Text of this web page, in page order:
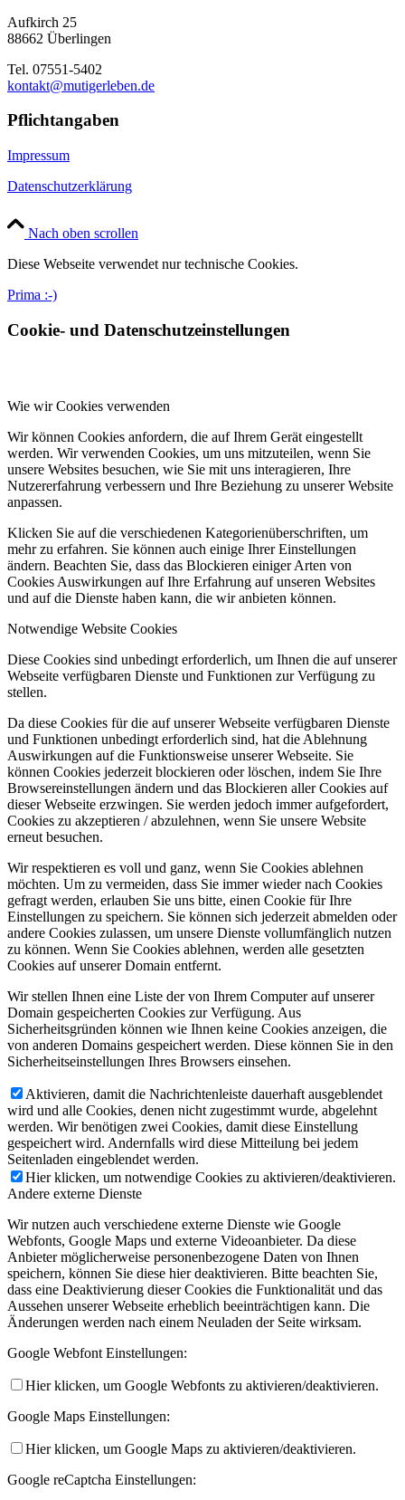
Aufkirch 25
88662 Überlingen
Tel. 07551-5402
kontakt@mutigerleben.de
Pflichtangaben
Impressum
Datenschutzerklärung
Nach oben scrollen
Diese Webseite verwendet nur technische Cookies.
Prima :-)
Cookie- und Datenschutzeinstellungen
Wie wir Cookies verwenden
Wir können Cookies anfordern, die auf Ihrem Gerät eingestellt
werden. Wir verwenden Cookies, um uns mitzuteilen, wenn Sie
unsere Websites besuchen, wie Sie mit uns interagieren, Ihre
Nutzererfahrung verbessern und Ihre Beziehung zu unserer Website
anpassen.
Klicken Sie auf die verschiedenen Kategorienüberschriften, um
mehr zu erfahren. Sie können auch einige Ihrer Einstellungen
ändern. Beachten Sie, dass das Blockieren einiger Arten von
Cookies Auswirkungen auf Ihre Erfahrung auf unseren Websites
und auf die Dienste haben kann, die wir anbieten können.
Notwendige Website Cookies
Diese Cookies sind unbedingt erforderlich, um Ihnen die auf unserer
Webseite verfügbaren Dienste und Funktionen zur Verfügung zu
stellen.
Da diese Cookies für die auf unserer Webseite verfügbaren Dienste
und Funktionen unbedingt erforderlich sind, hat die Ablehnung
Auswirkungen auf die Funktionsweise unserer Webseite. Sie
können Cookies jederzeit blockieren oder löschen, indem Sie Ihre
Browsereinstellungen ändern und das Blockieren aller Cookies auf
dieser Webseite erzwingen. Sie werden jedoch immer aufgefordert,
Cookies zu akzeptieren / abzulehnen, wenn Sie unsere Website
erneut besuchen.
Wir respektieren es voll und ganz, wenn Sie Cookies ablehnen
möchten. Um zu vermeiden, dass Sie immer wieder nach Cookies
gefragt werden, erlauben Sie uns bitte, einen Cookie für Ihre
Einstellungen zu speichern. Sie können sich jederzeit abmelden oder
andere Cookies zulassen, um unsere Dienste vollumfänglich nutzen
zu können. Wenn Sie Cookies ablehnen, werden alle gesetzten
Cookies auf unserer Domain entfernt.
Wir stellen Ihnen eine Liste der von Ihrem Computer auf unserer
Domain gespeicherten Cookies zur Verfügung. Aus
Sicherheitsgründen können wie Ihnen keine Cookies anzeigen, die
von anderen Domains gespeichert werden. Diese können Sie in den
Sicherheitseinstellungen Ihres Browsers einsehen.
Aktivieren, damit die Nachrichtenleiste dauerhaft ausgeblendet
wird und alle Cookies, denen nicht zugestimmt wurde, abgelehnt
werden. Wir benötigen zwei Cookies, damit diese Einstellung
gespeichert wird. Andernfalls wird diese Mitteilung bei jedem
Seitenladen eingeblendet werden.
Hier klicken, um notwendige Cookies zu aktivieren/deaktivieren.
Andere externe Dienste
Wir nutzen auch verschiedene externe Dienste wie Google
Webfonts, Google Maps und externe Videoanbieter. Da diese
Anbieter möglicherweise personenbezogene Daten von Ihnen
speichern, können Sie diese hier deaktivieren. Bitte beachten Sie,
dass eine Deaktivierung dieser Cookies die Funktionalität und das
Aussehen unserer Webseite erheblich beeinträchtigen kann. Die
Änderungen werden nach einem Neuladen der Seite wirksam.
Google Webfont Einstellungen:
Hier klicken, um Google Webfonts zu aktivieren/deaktivieren.
Google Maps Einstellungen:
Hier klicken, um Google Maps zu aktivieren/deaktivieren.
Google reCaptcha Einstellungen: